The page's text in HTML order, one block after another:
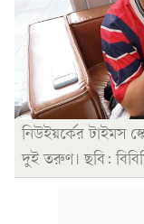
নিউইয়র্কের টাইমস
দুই তরুণ। ছবি: